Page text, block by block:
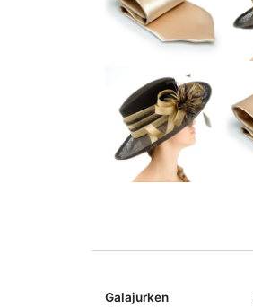
Galajurken